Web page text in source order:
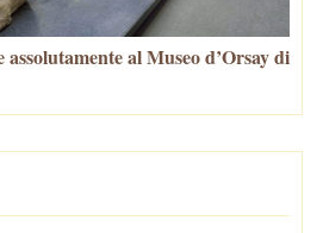
al Museo d’Orsay di